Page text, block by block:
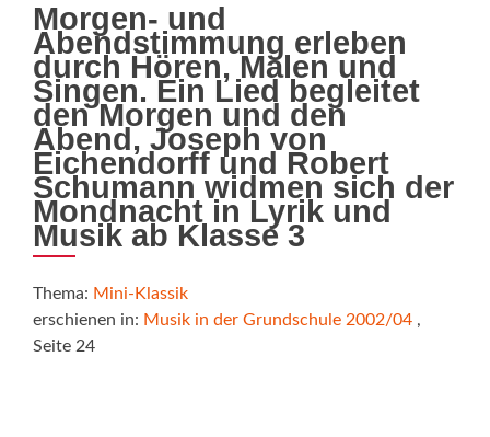
Morgen- und
Abendstimmung erleben
durch Hören, Malen und
Singen. Ein Lied begleitet
den Morgen und den
Abend, Joseph von
Eichendorff und Robert
Schumann widmen sich der
Mondnacht in Lyrik und
Musik ab Klasse 3
Thema: Mini-Klassik
erschienen in: Musik in der Grundschule 2002/04 ,
Seite 24